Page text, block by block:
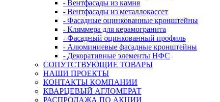
- Вентфасады из камня
- Вентфасады из металлокассет
- Фасадные оцинкованные кронштейны
- Кляммера для керамогранита
- Фасадный оцинкованный профиль
- Алюминиевые фасадные кронштейны
- Декоративные элементы НФС
СОПУТСТВУЮЩИЕ ТОВАРЫ
НАШИ ПРОЕКТЫ
КОНТАКТЫ КОМПАНИИ
КВАРЦЕВЫЙ АГЛОМЕРАТ
РАСПРОДАЖА ПО АКЦИИ